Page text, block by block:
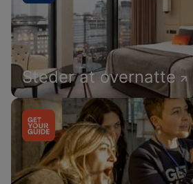
Steder at overnatte